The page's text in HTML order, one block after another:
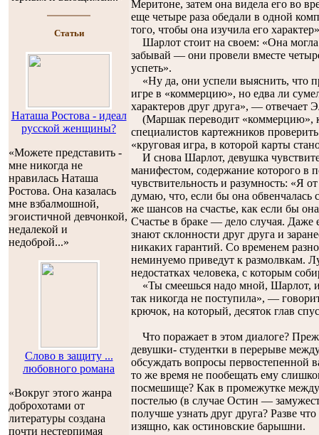
Cтатьи
Наташа Ростова - идеал
русской женщины?
«Можете представить -
мне никогда не
нравилась Наташа
Ростова. Она казалась
мне взбалмошной,
эгоистичной девчонкой,
недалекой и
недоброй...»
Слово в защиту ...
любовного романа
«Вокруг этого жанра
доброхотами от
литературы создана
почти нестерпимая
Меритоне, затем она видела его во
еще четыре раза обедали в одной
того, чтобы она изучила его
Шарлот стоит на своем: «Она могла
забывай — они провели вместе
успеть».
«Ну да, они успели выяснить, что
игре в «коммерцию», но едва ли
характеров друг друга», — отвечает
(Маршак переводит «коммерцию»,
специалистов картежников
«круговая игра, в которой карты
И снова Шарлот, девушка
манифестом, содержание которого в
чувствительность и разумность: «Я
думаю, что, если бы она обвенчалась
же шансов на счастье, как если бы
Счастье в браке — дело случая. Даже
знают склонности друг друга и
никаких гарантий. Со временем
неминуемо приведут к размолвкам.
недостатках человека, с которым
«Ты смеешься надо мной, Шарлот,
так никогда не поступила», —
крючок, на который, десяток глав
Что поражает в этом диалоге?
девушки- студентки в перерыве
обсуждать вопросы первостепенной
то же время не пообещать ему
посмешище? Как в промежутке
постелью (в случае Остин —
получше узнать друг друга? Разве
изящно, как остиновские барышни.